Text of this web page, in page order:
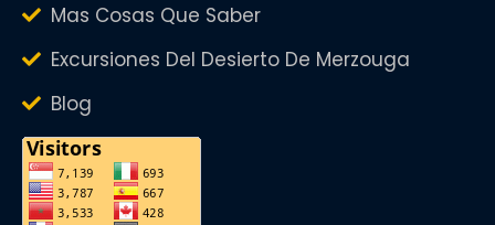
Mas Cosas Que Saber
Excursiones Del Desierto De Merzouga
Blog